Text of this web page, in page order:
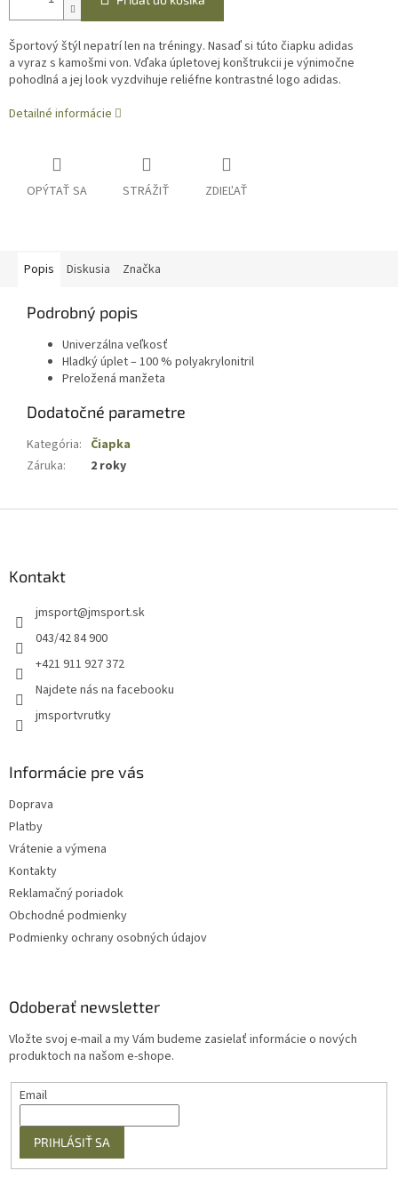
Športový štýl nepatrí len na tréningy. Nasaď si túto čiapku adidas
a vyraz s kamošmi von. Vďaka úpletovej konštrukcii je výnimočne
pohodlná a jej look vyzdvihuje reliéfne kontrastné logo adidas.
Detailné informácie
OPÝTAŤ SA STRÁŽIŤ ZDIEĽAŤ
Popis Diskusia Značka
Podrobný popis
Univerzálna veľkosť
Hladký úplet – 100 % polyakrylonitril
Preložená manžeta
Dodatočné parametre
Kategória: Čiapka
Záruka: 2 roky
Kontakt
jmsport@jmsport.sk
043/42 84 900
+421 911 927 372
Najdete nás na facebooku
jmsportvrutky
Informácie pre vás
Doprava
Platby
Vrátenie a výmena
Kontakty
Reklamačný poriadok
Obchodné podmienky
Podmienky ochrany osobných údajov
Odoberať newsletter
Vložte svoj e-mail a my Vám budeme zasielať informácie o nových
produktoch na našom e-shope.
Email
PRIHLÁSIŤ SA